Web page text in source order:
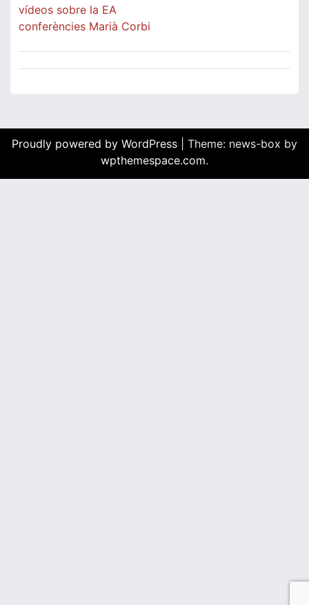
vídeos sobre la EA
conferències Marià Corbi
Proudly powered by WordPress
Theme: news-box by
wpthemespace.com.